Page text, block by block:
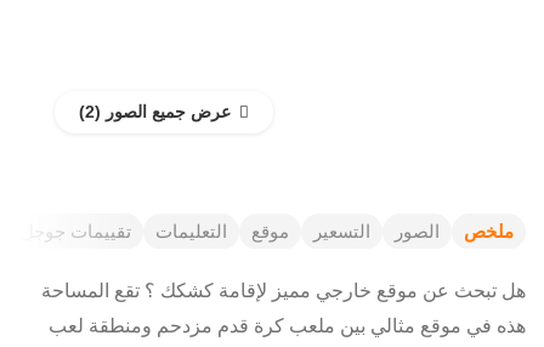
عرض جميع الصور
ملخص الصور التسعير موقع التعليمات تقييمات جوجل
هل تبحث عن موقع خارجي مميز لإقامة كشكك ؟ تقع المساحة
هذه في موقع مثالي بين ملعب كرة قدم مزدحم ومنطقة لعب